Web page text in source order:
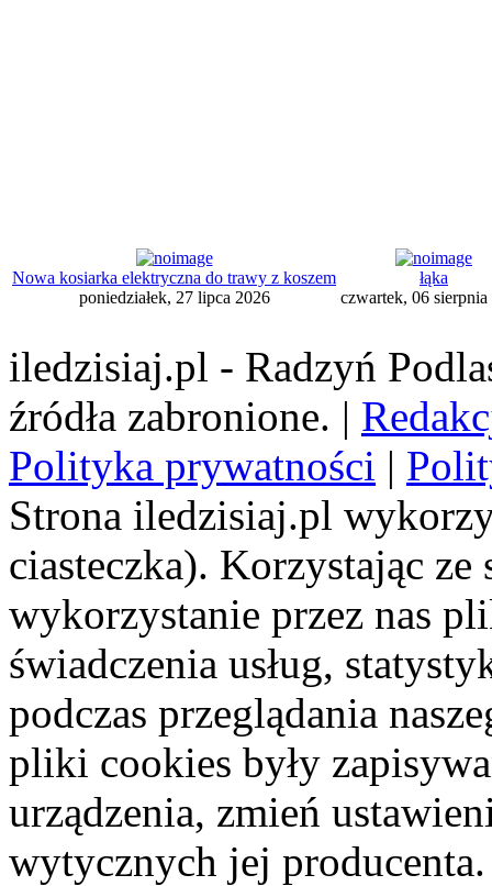
Nowa kosiarka elektryczna do trawy z koszem
poniedziałek, 27 lipca 2026
łąka
czwartek, 06 sierpnia
iledzisiaj.pl - Radzyń
źródła zabronione. |
Polityka prywatności |
Strona iledzisiaj.pl
ciasteczka). Korzystając
wykorzystanie przez nas
świadczenia usług,
podczas przeglądania
pliki cookies były
urządzenia, zmień
wytycznych jej producenta.